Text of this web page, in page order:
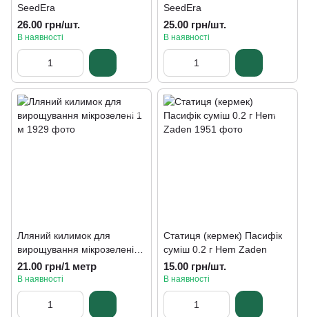
SeedEra
26.00 грн/шт.
В наявності
SeedEra
25.00 грн/шт.
В наявності
Лляний килимок для
вирощування мікрозелені 1
м
21.00 грн/1 метр
В наявності
Статиця (кермек) Пасифік
суміш 0.2 г Hem Zaden
15.00 грн/шт.
В наявності